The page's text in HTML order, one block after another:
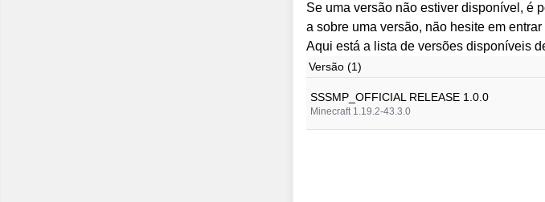
Se uma versão não estiver disponível, é
a sobre uma versão, não hesite em
Aqui está a lista de versões disponíveis
Versão (1)
SSSMP_OFFICIAL RELEASE 1.0.0
Minecraft 1.19.2-43.3.0